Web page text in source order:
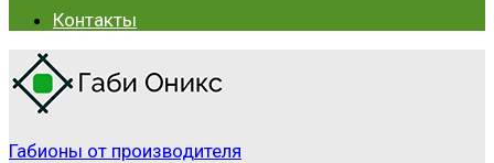
Контакты
Габионы от производителя